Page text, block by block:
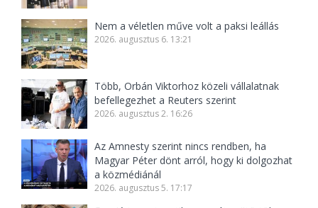
Nem a véletlen műve volt a paksi leállás
2026. augusztus 6. 13:21
Több, Orbán Viktorhoz közeli vállalatnak
befellegezhet a Reuters szerint
2026. augusztus 2. 16:26
Az Amnesty szerint nincs rendben, ha
Magyar Péter dönt arról, hogy ki dolgozhat
a közmédiánál
2026. augusztus 5. 17:17